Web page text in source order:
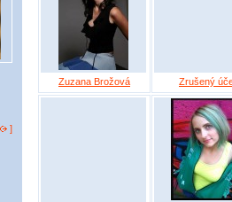
]
Zuzana Brožová Zrušený